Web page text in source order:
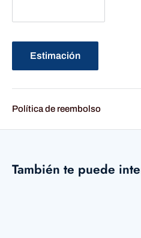
Estimación
Política de reembolso
También te puede